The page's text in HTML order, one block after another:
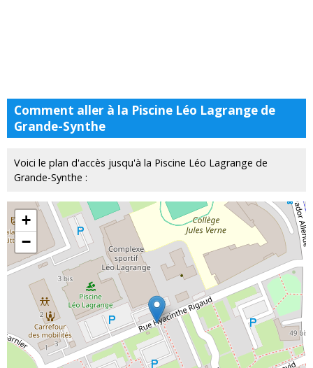
Comment aller à la Piscine Léo Lagrange de
Grande-Synthe
Voici le plan d'accès jusqu'à la Piscine Léo Lagrange de
Grande-Synthe :
+
−